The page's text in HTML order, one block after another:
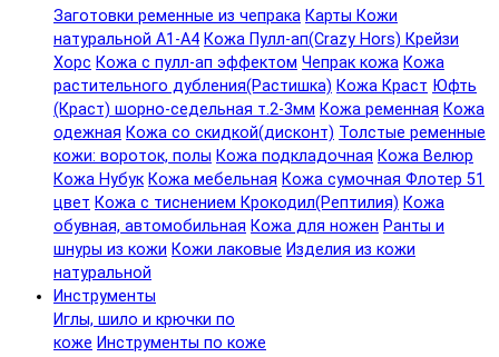
Заготовки ременные из чепрака Карты Кожи
натуральной А1-А4 Кожа Пулл-ап(Crazy Hors) Крейзи
Хорс Кожа с пулл-ап эффектом Чепрак кожа Кожа
растительного дубления(Растишка) Кожа Краст Юфть
(Краст) шорно-седельная т.2-3мм Кожа ременная Кожа
одежная Кожа со скидкой(дисконт) Толстые ременные
кожи: вороток, полы Кожа подкладочная Кожа Велюр
Кожа Нубук Кожа мебельная Кожа сумочная Флотер 51
цвет Кожа с тиснением Крокодил(Рептилия) Кожа
обувная, автомобильная Кожа для ножен Ранты и
шнуры из кожи Кожи лаковые Изделия из кожи
натуральной
Инструменты
Иглы, шило и крючки по
коже Инструменты по коже